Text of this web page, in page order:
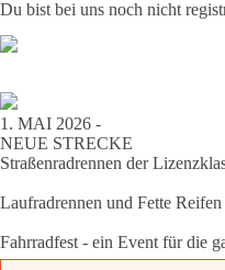
Du bist bei uns noch nicht
1. MAI 2026 -
NEUE STRECKE
Straßenradrennen der
Laufradrennen und Fette
Fahrradfest - ein Event für die